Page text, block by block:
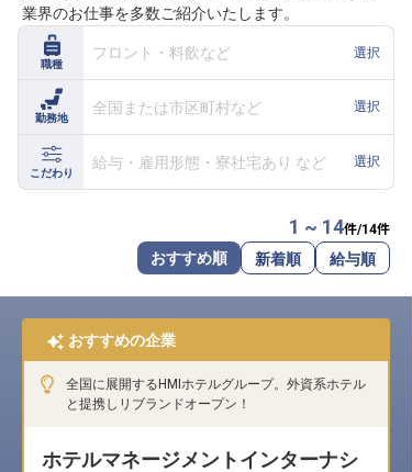
おもてなしHRについて
ご利用の流れ
よくある質問
ホテル・宿泊業界情報コラム
転職サポートに申し込む
採用をお考えの企業様へ
業界のお仕事を多数ご紹介いたします。
職種
フロント・料飲など 選択
勤務地
全国または市区町村など 選択
こだわり
給与・雇用形態・寮社宅あり など 選択
1 ~ 14件/14件
おすすめ順 新着順 給与順
おすすめの企業
全国に展開するHMIホテルグループ。外資系ホテル
と提携しリブランドオープン！
ホテルマネージメントインターナシ